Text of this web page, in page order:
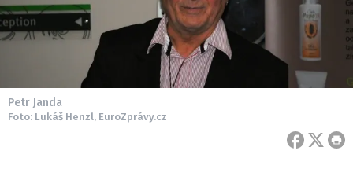
Petr Janda
Foto: Lukáš Henzl, EuroZprávy.cz